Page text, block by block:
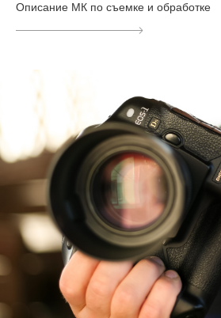
Описание МК по съемке и обработке